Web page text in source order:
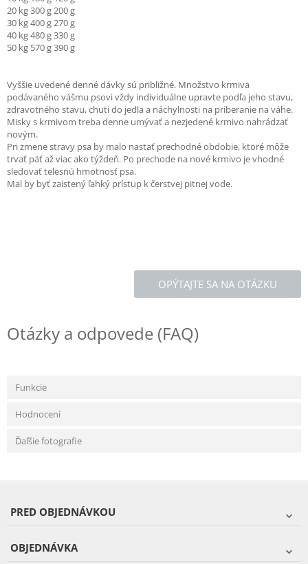
20 kg 300 g 200 g
30 kg 400 g 270 g
40 kg 480 g 330 g
50 kg 570 g 390 g
Vyššie uvedené denné dávky sú približné. Množstvo krmiva
podávaného vášmu psovi vždy individuálne upravte podľa jeho stavu,
zdravotného stavu, chuti do jedla a náchylnosti na priberanie na váhe.
Misky s krmivom treba denne umývať a nezjedené krmivo nahrádzať
novým.
Pri zmene stravy psa by malo nastať prechodné obdobie, ktoré môže
trvať päť až viac ako týždeň. Po prechode na nové krmivo je vhodné
sledovať telesnú hmotnosť psa.
Mal by byť zaistený ľahký prístup k čerstvej pitnej vode.
OPÝTAJTE SA NA OTÁZKU
Otázky a odpovede (FAQ)
Funkcie
Hodnocení
Ďaľšie fotografie
PRED OBJEDNÁVKOU
OBJEDNÁVKA